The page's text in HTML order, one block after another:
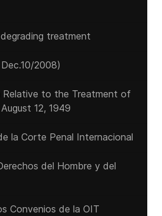
treatment
2008)
Relative to the Treatment of
12, 1949
la Corte Penal Internacional
del Hombre y del
Convenios de la OIT